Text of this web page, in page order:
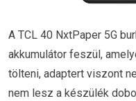
A TCL 40 NxtPaper 5G
akkumulátor feszül,
tölteni, adaptert viszont
nem lesz a készülék